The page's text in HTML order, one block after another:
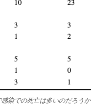
染での死亡は多いのだろうか